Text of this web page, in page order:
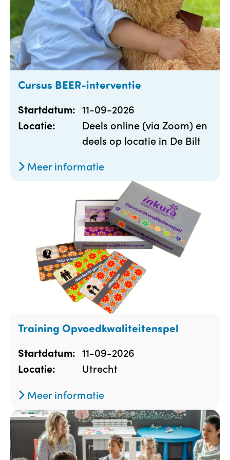
Cursus BEER-interventie
Startdatum: 11-09-2026
Locatie:
Deels online (via Zoom) en
deels op locatie in De Bilt
Meer informatie
Training Opvoedkwaliteitenspel
Startdatum: 11-09-2026
Locatie:
Utrecht
Meer informatie